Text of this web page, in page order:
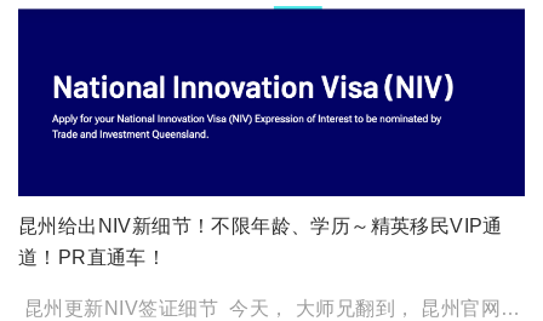
昆州给出NIV新细节！不限年龄、学历～精英移民VIP通
道！PR直通车！
昆州更新NIV签证细节 今天， 大师兄翻到， 昆州官网更新了更加细节的NIV签证申请要求。 […]